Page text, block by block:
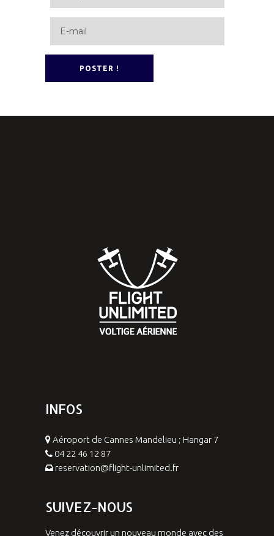
INFOS
Aéroport de Cannes Mandelieu ; Hangar 7
04 22 46 12 87
reservation@flight-unlimited.fr
SUIVEZ-NOUS
Venez découvrir un nouveau monde avec des